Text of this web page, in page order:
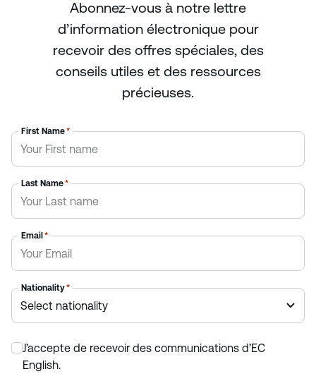
Abonnez-vous à notre lettre
d’information électronique pour
recevoir des offres spéciales, des
conseils utiles et des ressources
précieuses.
First Name*
Last Name*
Email *
Nationality*
J’accepte de recevoir des communications d’EC
English.